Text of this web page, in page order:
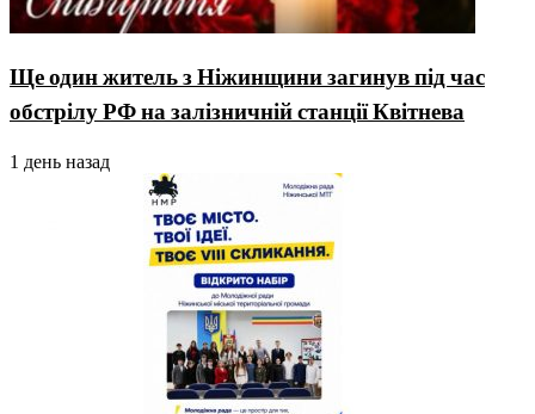
Ще один житель з Ніжинщини загинув під час
обстрілу РФ на залізничній станції Квітнева
1 день назад